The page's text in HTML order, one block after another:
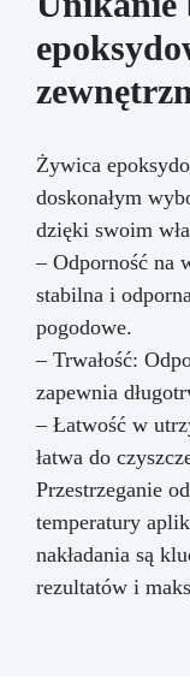
Żywica
doskonałym
dzięki swoim
– Odporność na
stabilna i
pogodowe.
– Trwałość:
zapewnia
– Łatwość w
łatwa do
Przestrzeganie
temperatury
nakładania są
rezultatów i